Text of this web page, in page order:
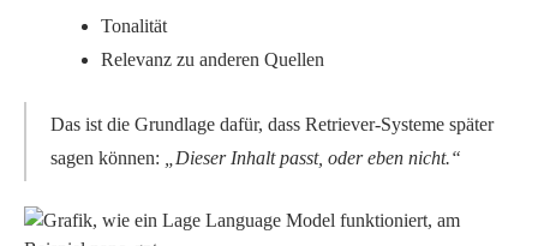
Tonalität
Relevanz zu anderen Quellen
Das ist die Grundlage dafür, dass Retriever-Systeme später
sagen können:
„Dieser Inhalt passt, oder eben nicht.“